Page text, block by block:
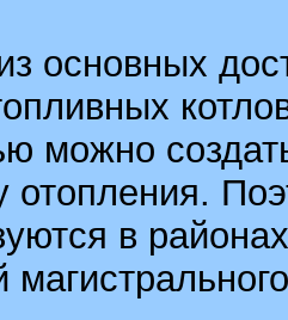
основных
можно
отопления.
в